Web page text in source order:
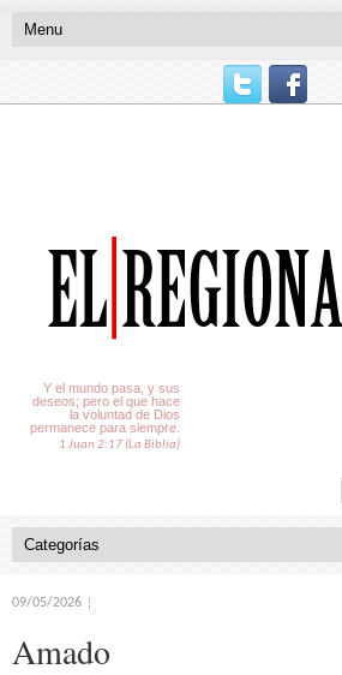
Y el mundo pasa, y sus
deseos; pero el que hace
la voluntad de Dios
permanece para siempre.
1 Juan 2:17 (La Biblia)
09/05/2026
Amado